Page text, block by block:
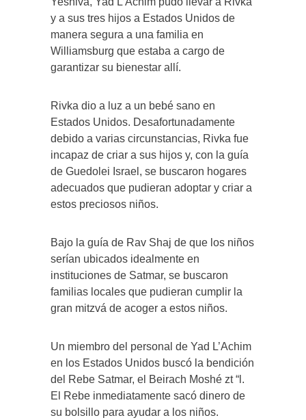
y a sus tres hijos a Estados Unidos de
manera segura a una familia en
Williamsburg que estaba a cargo de
garantizar su bienestar allí.
Rivka dio a luz a un bebé sano en
Estados Unidos. Desafortunadamente
debido a varias circunstancias, Rivka fue
incapaz de criar a sus hijos y, con la guía
de Guedolei Israel, se buscaron hogares
adecuados que pudieran adoptar y criar a
estos preciosos niños.
Bajo la guía de Rav Shaj de que los niños
serían ubicados idealmente en
instituciones de Satmar, se buscaron
familias locales que pudieran cumplir la
gran mitzvá de acoger a estos niños.
Un miembro del personal de Yad L’Achim
en los Estados Unidos buscó la bendición
del Rebe Satmar, el Beirach Moshé zt “l.
El Rebe inmediatamente sacó dinero de
su bolsillo para ayudar a los niños.